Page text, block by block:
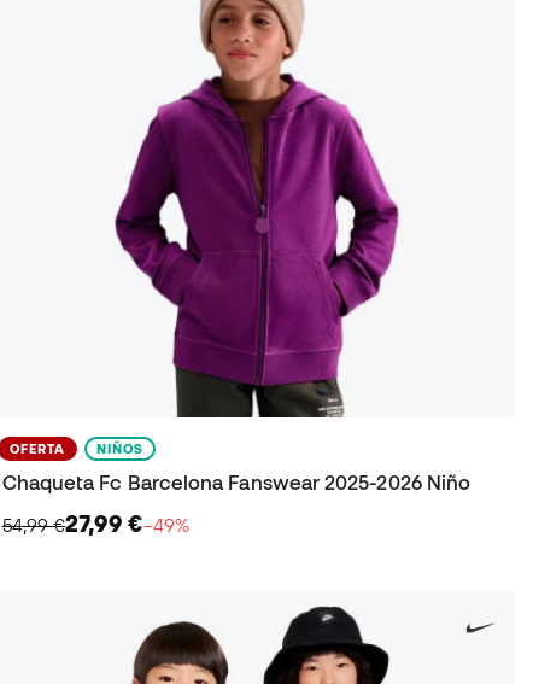
OFERTA NIÑOS
Chaqueta Fc Barcelona Fanswear 2025-2026 Niño
54,99 €27,99 €−49%